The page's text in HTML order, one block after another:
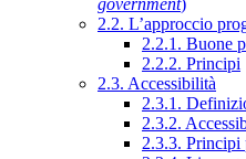
2.2. L’approccio
2.2.1. Buone
2.2.2. Principi
2.3. Accessibilità
2.3.1.
2.3.2.
2.3.3. Principi